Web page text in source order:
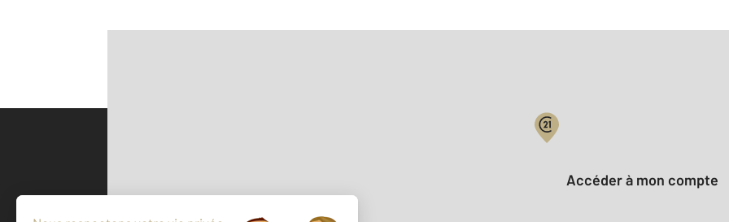
Votre compte :
Accéder à mon compte